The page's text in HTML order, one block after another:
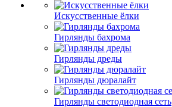
Искусственные ёлки
Гирлянды бахрома
Гирлянды дреды
Гирлянды дюралайт
Гирлянды светодиодная сеть